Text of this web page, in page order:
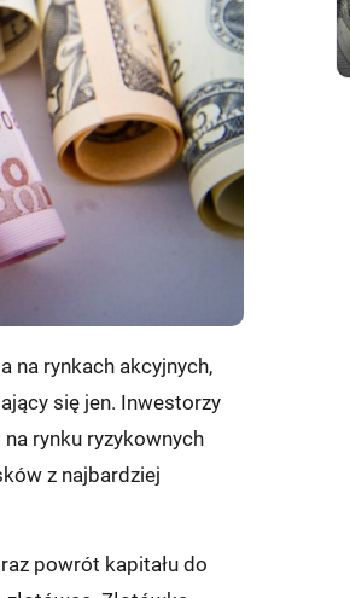
na rynkach akcyjnych,
się jen. Inwestorzy
rynku ryzykownych
z najbardziej
powrót kapitału do